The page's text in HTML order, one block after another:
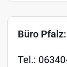
Büro Pfalz:
Tel.: